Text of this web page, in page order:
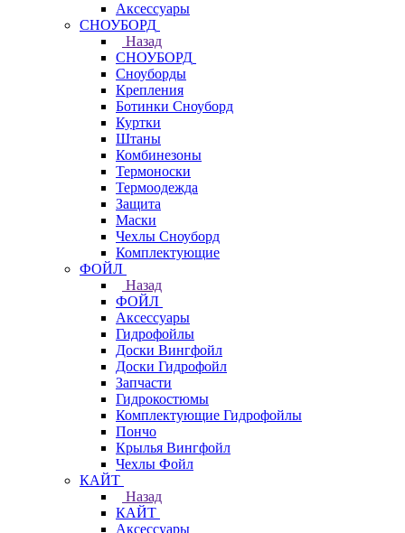
Аксессуары
СНОУБОРД
Назад
СНОУБОРД
Сноуборды
Крепления
Ботинки Сноуборд
Куртки
Штаны
Комбинезоны
Термоноски
Термоодежда
Защита
Маски
Чехлы Сноуборд
Комплектующие
ФОЙЛ
Назад
ФОЙЛ
Аксессуары
Гидрофойлы
Доски Вингфойл
Доски Гидрофойл
Запчасти
Гидрокостюмы
Комплектующие Гидрофойлы
Пончо
Крылья Вингфойл
Чехлы Фойл
КАЙТ
Назад
КАЙТ
Аксессуары